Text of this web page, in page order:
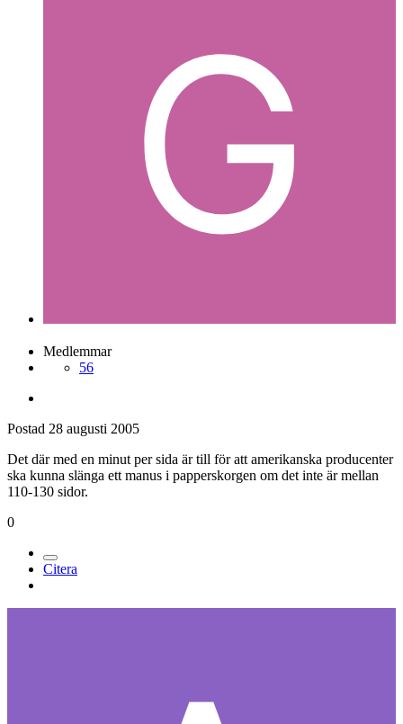
Medlemmar
56
Postad 28 augusti 2005
Det där med en minut per sida är till för att amerikanska producenter
ska kunna slänga ett manus i papperskorgen om det inte är mellan
110-130 sidor.
0
Citera